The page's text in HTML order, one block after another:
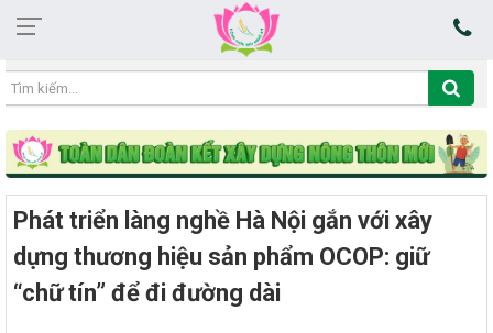
22:37:42 05/08/2026
Phát triển làng nghề Hà Nội gắn với xây
dựng thương hiệu sản phẩm OCOP: giữ
“chữ tín” để đi đường dài